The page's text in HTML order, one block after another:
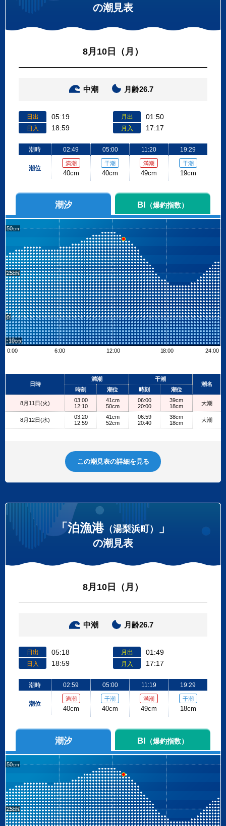
の潮見表
8月10日（月）
中潮 月齢26.7
日出 05:19
日入 18:59
月出 01:50
月入 17:17
潮時
潮位
02:49
満潮
40cm
05:00
干潮
40cm
11:20
満潮
49cm
19:29
干潮
19cm
潮汐 BI （爆釣指数）
50
25
0
-10
0:00
6:00 12:00 18:00 24:00
+
日時
満潮
干潮
潮名
時刻
潮位 時刻 潮位
8月11日(火)
03:00
12:10
41cm
50cm
06:00
20:00
39cm
18cm
大潮
8月12日(水)
03:20
12:59
41cm
52cm
06:59
20:40
38cm
18cm
大潮
この潮見表の詳細を見る
「泊漁港（湯梨浜町） 」
の潮見表
8月10日（月）
中潮 月齢26.7
日出 05:18
日入 18:59
月出 01:49
月入 17:17
潮時
潮位
02:59
満潮
40cm
05:00
干潮
40cm
11:19
満潮
49cm
19:29
干潮
18cm
潮汐 BI （爆釣指数）
50
25